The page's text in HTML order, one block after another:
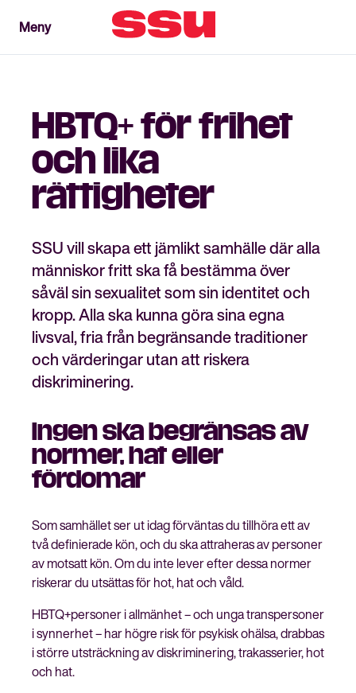
Stäng
Bli medlem
MenyMeny
HBTQ+ för frihet
och lika
rättigheter
SSU vill skapa ett jämlikt samhälle där alla
människor fritt ska få bestämma över
såväl sin sexualitet som sin identitet och
kropp. Alla ska kunna göra sina egna
livsval, fria från begränsande traditioner
och värderingar utan att riskera
diskriminering.
Ingen ska begränsas av
normer, hat eller
fördomar
Som samhället ser ut idag förväntas du tillhöra ett av
två definierade kön, och du ska attraheras av personer
av motsatt kön. Om du inte lever efter dessa normer
riskerar du utsättas för hot, hat och våld.
HBTQ+personer i allmänhet – och unga transpersoner
i synnerhet – har högre risk för psykisk ohälsa, drabbas
i större utsträckning av diskriminering, trakasserier, hot
och hat.